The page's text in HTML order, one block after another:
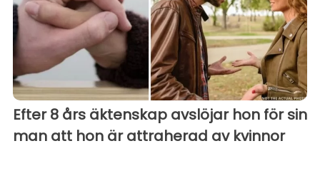
Efter 8 års äktenskap avslöjar hon för sin
man att hon är attraherad av kvinnor